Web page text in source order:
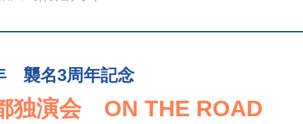
襲名3周年記念
独演会 ON THE ROAD